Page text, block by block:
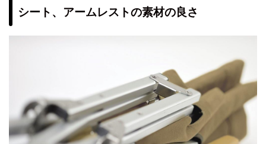
シート、アームレストの素材の良さ